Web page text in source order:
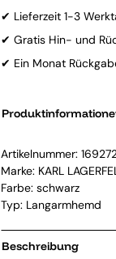
✔ Lieferzeit 1-3
✔ Gratis Hin- und
✔ Ein Monat
Artikelnummer:
Marke: KARL
Farbe: schwarz
Typ: Langarmhemd
Beschreibung